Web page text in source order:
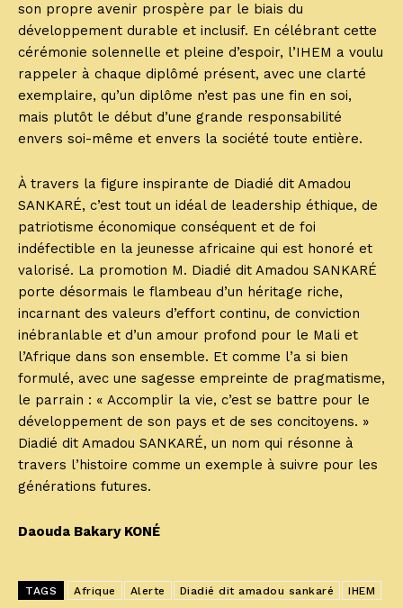
son propre avenir prospère par le biais du
développement durable et inclusif. En célébrant cette
cérémonie solennelle et pleine d’espoir, l’IHEM a voulu
rappeler à chaque diplômé présent, avec une clarté
exemplaire, qu’un diplôme n’est pas une fin en soi,
mais plutôt le début d’une grande responsabilité
envers soi-même et envers la société toute entière.
À travers la figure inspirante de Diadié dit Amadou
SANKARÉ, c’est tout un idéal de leadership éthique, de
patriotisme économique conséquent et de foi
indéfectible en la jeunesse africaine qui est honoré et
valorisé. La promotion M. Diadié dit Amadou SANKARÉ
porte désormais le flambeau d’un héritage riche,
incarnant des valeurs d’effort continu, de conviction
inébranlable et d’un amour profond pour le Mali et
l’Afrique dans son ensemble. Et comme l’a si bien
formulé, avec une sagesse empreinte de pragmatisme,
le parrain : « Accomplir la vie, c’est se battre pour le
développement de son pays et de ses concitoyens. »
Diadié dit Amadou SANKARÉ, un nom qui résonne à
travers l’histoire comme un exemple à suivre pour les
générations futures.
Daouda Bakary KONÉ
TAGS Afrique Alerte Diadié dit amadou sankaré IHEM